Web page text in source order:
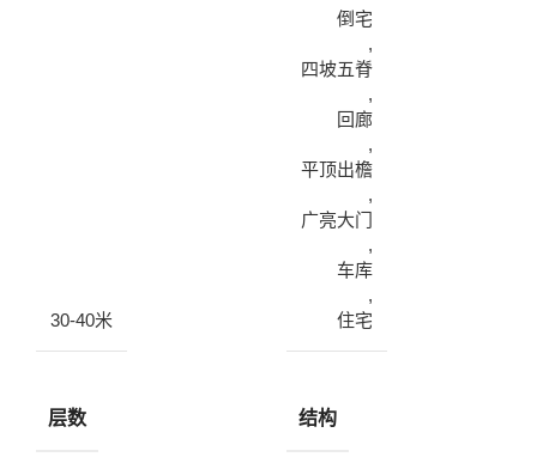
30-40米
倒宅
,
四坡五脊
,
回廊
,
平顶出檐
,
广亮大门
,
车库
,
住宅
层数 结构